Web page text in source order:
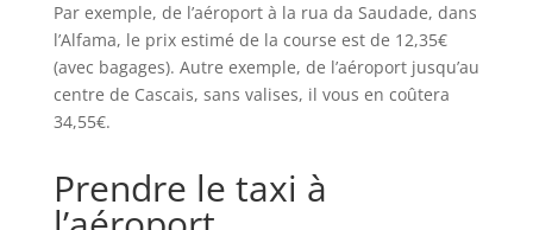
Par exemple, de l’aéroport à la rua da Saudade, dans
l’Alfama, le prix estimé de la course est de 12,35€
(avec bagages). Autre exemple, de l’aéroport jusqu’au
centre de Cascais, sans valises, il vous en coûtera
34,55€.
Prendre le taxi à